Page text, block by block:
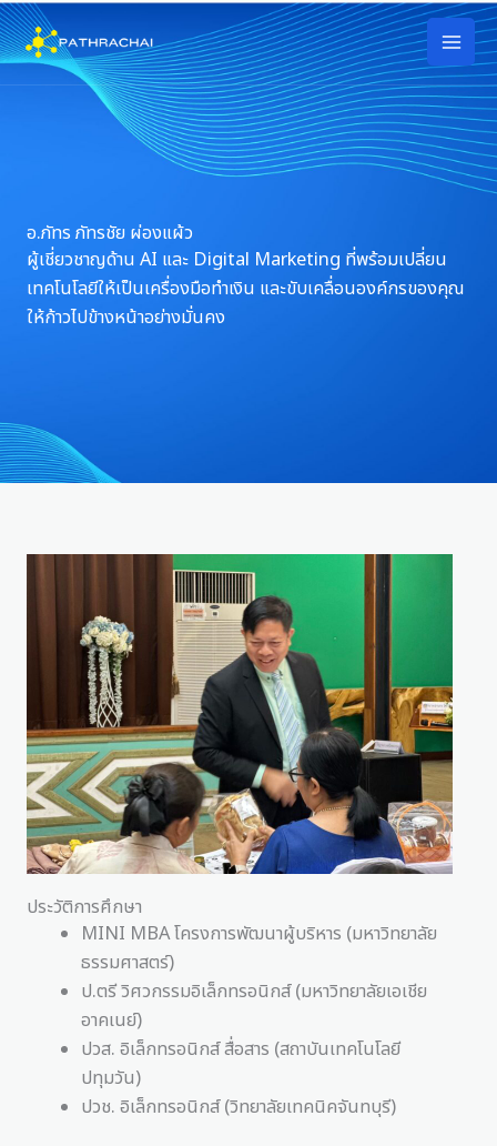
Skip
to
content
อ.ภัทร ภัทรชัย ผ่องแผ้ว
ผู้เชี่ยวชาญด้าน AI และ Digital Marketing ที่พร้อมเปลี่ยน
เทคโนโลยีให้เป็นเครื่องมือทำเงิน และขับเคลื่อนองค์กรของคุณ
ให้ก้าวไปข้างหน้าอย่างมั่นคง
ประวัติการศึกษา
MINI MBA โครงการพัฒนาผู้บริหาร (มหาวิทยาลัย
ธรรมศาสตร์)
ป.ตรี วิศวกรรมอิเล็กทรอนิกส์ (มหาวิทยาลัยเอเชีย
อาคเนย์)
ปวส. อิเล็กทรอนิกส์ สื่อสาร (สถาบันเทคโนโลยี
ปทุมวัน)
ปวช. อิเล็กทรอนิกส์ (วิทยาลัยเทคนิคจันทบุรี)